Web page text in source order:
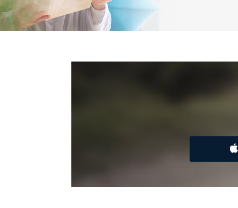
1
当社にお問合わせいただい
当社カスタマーQ＆Aサービ
パートナー（提携企業）か
定期購読サービス等をご利
7